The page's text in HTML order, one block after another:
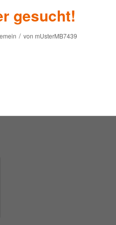
gesucht!
/ vonmUsterMB7439